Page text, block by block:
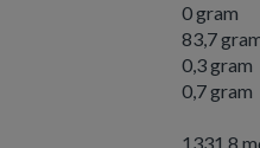
0 gram
83,7
0,3 gram
0,7 gram
1331,8